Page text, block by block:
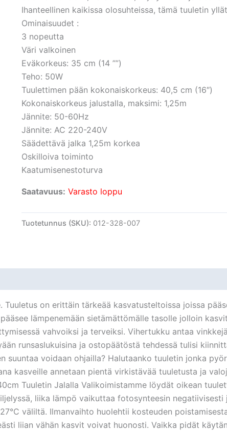
Ihanteellinen kaikissa olosuhteissa, tämä tuuletin
Ominaisuudet :
3 nopeutta
Väri valkoinen
Eväkorkeus: 35 cm (14 ””)
Teho: 50W
Tuulettimen pään kokonaiskorkeus: 40,5 cm (16″)
Kokonaiskorkeus jalustalla, maksimi: 1,25m
Jännite: 50-60Hz
Jännite: AC 220-240V
Säädettävä jalka 1,25m korkea
Oskilloiva toiminto
Kaatumisenestoturva
Saatavuus: Varasto loppu
Tuotetunnus (SKU): 012-328-007
on erittäin tärkeää kasvatusteltoissa joissa
lämpenemään sietämättömälle tasolle jolloin
vahvoiksi ja terveiksi. Vihertukku antaa
runsaslukuisina ja ostopäätöstä tehdessä tulisi
voidaan ohjailla? Halutaanko tuuletin jonka
kasveille annetaan pientä virkistävää tuuletusta ja
Tuuletin Jalalla Valikoimistamme löydät oikean
liika lämpö vaikuttaa fotosynteesin negatiivisesti
väliltä. Ilmanvaihto huolehtii kosteuden
liian vähän kasvit voivat huonosti. Vaikka pidät